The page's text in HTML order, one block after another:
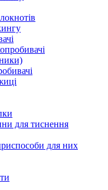
для тиснення
для них